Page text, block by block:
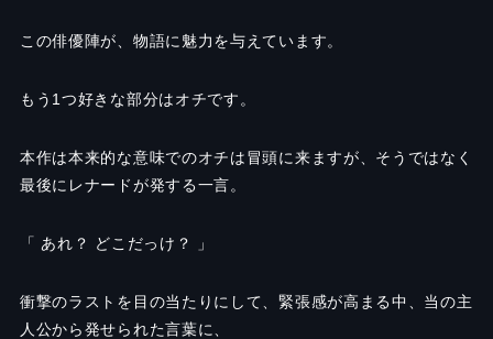
この俳優陣が、物語に魅力を与えています。
もう1つ好きな部分はオチです。
本作は本来的な意味でのオチは冒頭に来ますが、そうではなく
最後にレナードが発する一言。
「 あれ？ どこだっけ？ 」
衝撃のラストを目の当たりにして、緊張感が高まる中、当の主
人公から発せられた言葉に、